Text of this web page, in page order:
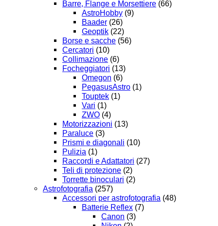
Barre, Flange e Morsettiere (66)
AstroHobby (9)
Baader (26)
Geoptik (22)
Borse e sacche (56)
Cercatori (10)
Collimazione (6)
Focheggiatori (13)
Omegon (6)
PegasusAstro (1)
Touptek (1)
Vari (1)
ZWO (4)
Motorizzazioni (13)
Paraluce (3)
Prismi e diagonali (10)
Pulizia (1)
Raccordi e Adattatori (27)
Teli di protezione (2)
Torrette binoculari (2)
Astrofotografia (257)
Accessori per astrofotografia (48)
Batterie Reflex (7)
Canon (3)